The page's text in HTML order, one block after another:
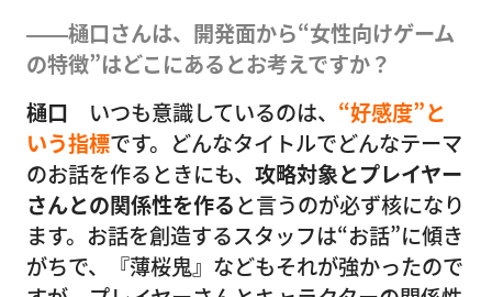
――樋口さんは、開発面から“女性向けゲーム
の特徴”はどこにあるとお考えですか？
樋口 いつも意識しているのは、 “好感度”と
いう指標です。どんなタイトルでどんなテーマ
のお話を作るときにも、 攻略対象とプレイヤー
さんとの関係性を作ると言うのが必ず核になり
ます。お話を創造するスタッフは“お話”に傾き
がちで、『薄桜鬼』などもそれが強かったので